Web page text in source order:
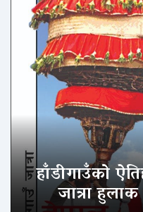
हाँडीगाउँको
जात्रा